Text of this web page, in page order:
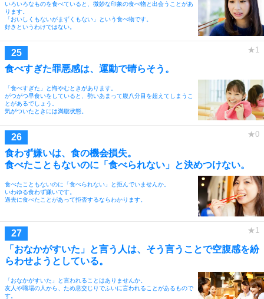
いろいろなものを食べていると、微妙な印象の食べ物と出会うことがあ
ります。
「おいしくもないがまずくもない」という食べ物です。
好きというわけではない。
食べすぎた罪悪感は、運動で晴らそう。
「食べすぎた」と悔やむときがあります。
がつがつ早食いをしていると、勢いあまって腹八分目を超えてしまうこ
とがあるでしょう。
気がついたときには満腹状態。
食わず嫌いは、食の機会損失。
食べたこともないのに「食べられない」と決めつけない。
食べたこともないのに「食べられない」と拒んでいませんか。
いわゆる食わず嫌いです。
過去に食べたことがあって拒否するならわかります。
「おなかがすいた」と言う人は、そう言うことで空腹感を紛
らわせようとしている。
「おなかがすいた」と言われることはありませんか。
友人や職場の人から、ため息交じりでふいに言われることがあるもので
す。